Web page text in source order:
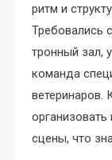
ритм и
Требовались
тронный зал,
команда
ветеринаров.
сцены, что